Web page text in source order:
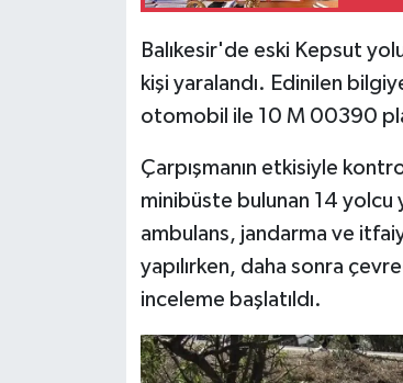
Balıkesir'de eski Kepsut
kişi yaralandı. Edinilen
otomobil ile 10 M 00390
Çarpışmanın etkisiyle
minibüste bulunan 14 yolcu
ambulans, jandarma ve
yapılırken, daha sonra
inceleme başlatıldı.